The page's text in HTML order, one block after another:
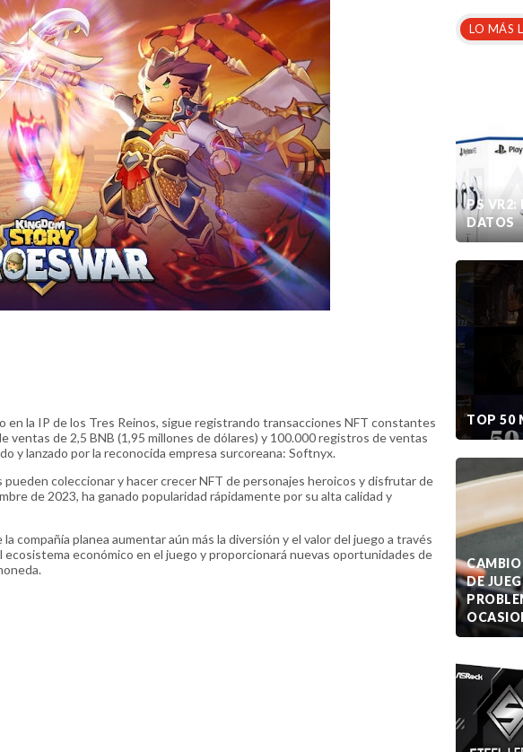
en la IP de los Tres Reinos, sigue registrando transacciones NFT constantes
ventas de 2,5 BNB (1,95 millones de dólares) y 100.000 registros de ventas
y lanzado por la reconocida empresa surcoreana: Softnyx.
coleccionar y hacer crecer NFT de personajes heroicos y disfrutar de
de 2023, ha ganado popularidad rápidamente por su alta calidad y
planea aumentar aún más la diversión y el valor del juego a través
económico en el juego y proporcionará nuevas oportunidades de
LO MÁS
PS VR2:
DATOS
TOP 50
CAMBIO
DE